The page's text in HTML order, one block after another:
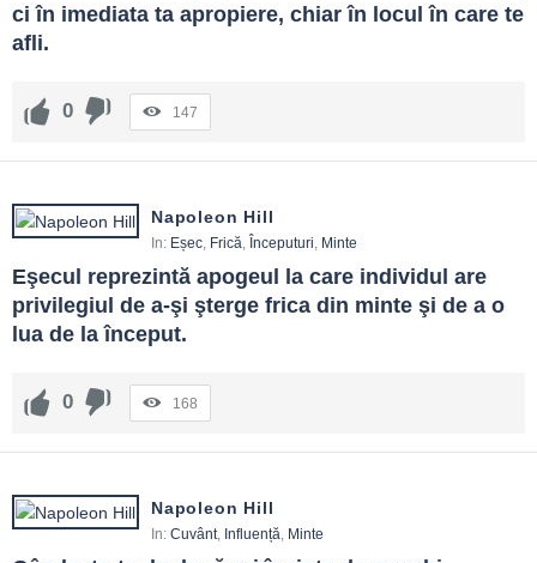
ci în imediata ta apropiere, chiar în locul în care te
afli.
0 147
Napoleon Hill
In: Eșec, Frică, Începuturi, Minte
Eşecul reprezintă apogeul la care individul are
privilegiul de a-şi şterge frica din minte şi de a o
lua de la început.
0 168
Napoleon Hill
In: Cuvânt, Influență, Minte